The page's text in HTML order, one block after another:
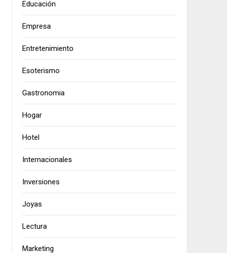
Educación
Empresa
Entretenimiento
Esoterismo
Gastronomia
Hogar
Hotel
Internacionales
Inversiones
Joyas
Lectura
Marketing